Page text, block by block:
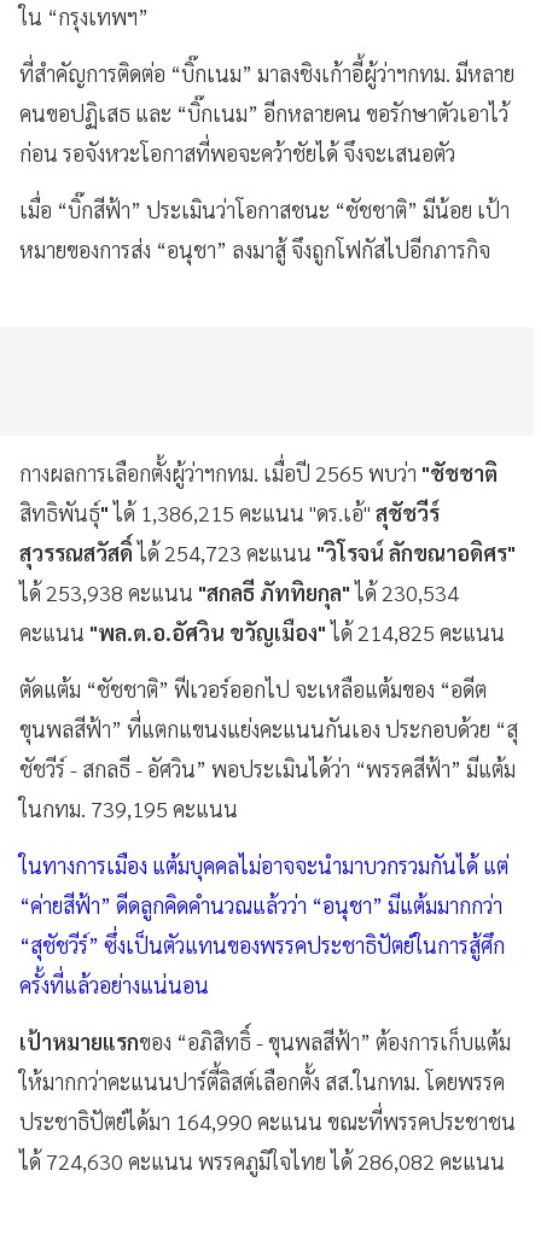
ใน “กรุงเทพฯ”
ที่สำคัญการติดต่อ “บิ๊กเนม” มาลงชิงเก้าอี้ผู้ว่าฯกทม. มีหลาย
คนขอปฏิเสธ และ “บิ๊กเนม” อีกหลายคน ขอรักษาตัวเอาไว้
ก่อน รอจังหวะโอกาสที่พอจะคว้าชัยได้ จึงจะเสนอตัว
เมื่อ “บิ๊กสีฟ้า” ประเมินว่าโอกาสชนะ “ชัชชาติ” มีน้อย เป้า
หมายของการส่ง “อนุชา” ลงมาสู้ จึงถูกโฟกัสไปอีกภารกิจ
กางผลการเลือกตั้งผู้ว่าฯกทม. เมื่อปี 2565 พบว่า "ชัชชาติ
สิทธิพันธุ์"ได้ 1,386,215 คะแนน "ดร.เอ้" สุชัชวีร์
สุวรรณสวัสดิ์ได้ 254,723 คะแนน "วิโรจน์ ลักขณาอดิศร"
ได้ 253,938 คะแนน "สกลธี ภัททิยกุล"ได้ 230,534
คะแนน "พล.ต.อ.อัศวิน ขวัญเมือง"ได้ 214,825 คะแนน
ตัดแต้ม “ชัชชาติ” ฟีเวอร์ออกไป จะเหลือแต้มของ “อดีต
ขุนพลสีฟ้า” ที่แตกแขนงแย่งคะแนนกันเอง ประกอบด้วย “สุ
ชัชวีร์ - สกลธี - อัศวิน” พอประเมินได้ว่า “พรรคสีฟ้า” มีแต้ม
ในกทม. 739,195 คะแนน
ในทางการเมือง แต้มบุคคลไม่อาจจะนำมาบวกรวมกันได้ แต่
“ค่ายสีฟ้า” ดีดลูกคิดคำนวณแล้วว่า “อนุชา” มีแต้มมากกว่า
“สุชัชวีร์” ซึ่งเป็นตัวแทนของพรรคประชาธิปัตย์ในการสู้ศึก
ครั้งที่แล้วอย่างแน่นอน
เป้าหมายแรกของ “อภิสิทธิ์ - ขุนพลสีฟ้า” ต้องการเก็บแต้ม
ให้มากกว่าคะแนนปาร์ตี้ลิสต์เลือกตั้ง สส.ในกทม. โดยพรรค
ประชาธิปัตย์ได้มา 164,990 คะแนน ขณะที่พรรคประชาชน
ได้ 724,630 คะแนน พรรคภูมิใจไทย ได้ 286,082 คะแนน